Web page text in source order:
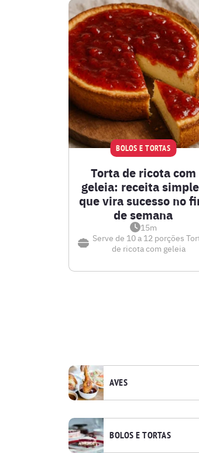
BOLOS E TORTAS
Torta de ricota com
geleia: receita
que vira sucesso no
de semana
15m
Serve de 10 a 12 porções
de ricota com geleia
AVES
BOLOS E TORTAS